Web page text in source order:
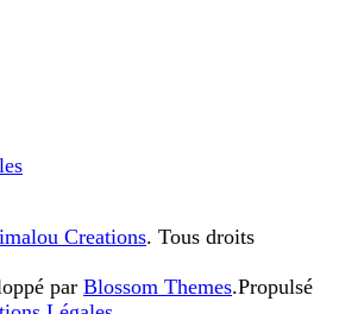
Creations. Tous droits
par Blossom Themes.Propulsé